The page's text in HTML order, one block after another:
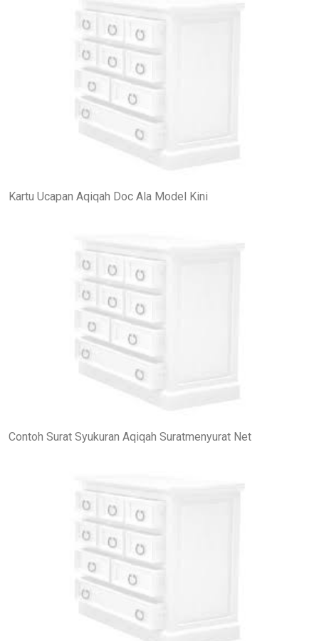
Kartu Ucapan Aqiqah Doc Ala Model Kini
Contoh Surat Syukuran Aqiqah Suratmenyurat Net